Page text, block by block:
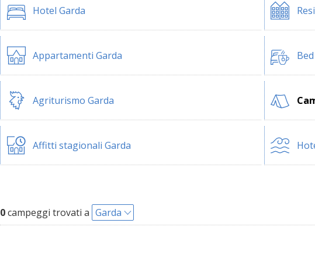
Hotel Garda
Appartamenti Garda
Agriturismo Garda
Affitti stagionali Garda
0campeggi trovati a Garda